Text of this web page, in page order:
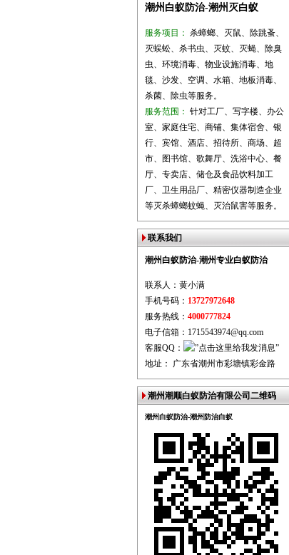
潮州白蚁防治-潮州灭白蚁
服务项目： 杀蟑螂、灭鼠、除跳蚤、
灭蜈蚣、杀书虫、灭蚊、灭蝇、除臭
虫、环境消毒、物业设施消毒、地
毯、沙发、空调、水箱、地板消毒、
杀菌、除虫等服务。
服务范围： 针对工厂、写字楼、办公
室、家庭住宅、商铺、集体宿舍、银
行、宾馆、酒店、招待所、商场、超
市、图书馆、歌舞厅、洗浴中心、餐
厅、专卖店、储仓及食品饮料加工
厂、卫生用品厂、精密仪器制造企业
等灭杀蟑螂蚊蝇、灭治鼠害等服务。
联系我们
潮州白蚁防治-潮州专业白蚁防治
联系人：黄小满
手机号码： 13727972648
服务热线： 4000777824
电子信箱：1715543974@qq.com
客服QQ：
地址： 广东省潮州市彩塘镇彩金路
潮州潮顺白蚁防治有限公司二维码
潮州白蚁防治-潮州防治白蚁